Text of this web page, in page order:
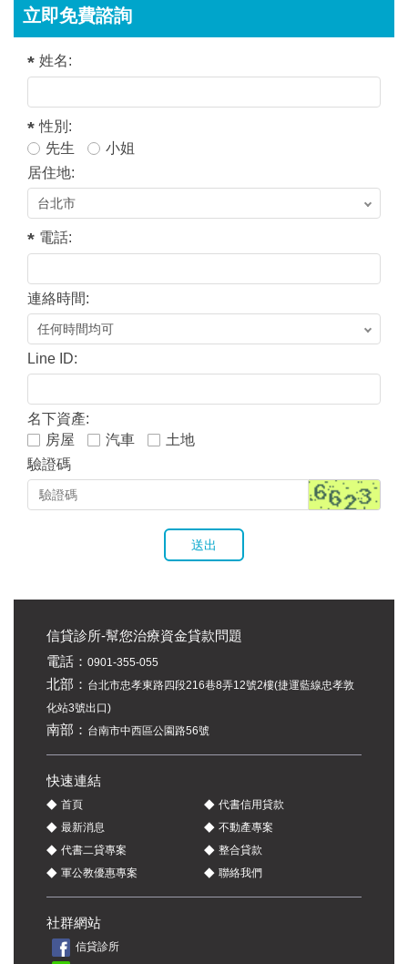
立即免費諮詢
姓名:
性別:
先生
小姐
居住地:
電話:
連絡時間:
Line ID:
名下資產:
房屋
汽車
土地
驗證碼
送出
信貸診所-幫您治療資金貸款問題
電話： 0901-355-055
北部： 台北市忠孝東路四段216巷8弄12號2樓(捷運藍線忠孝敦
化站3號出口)
南部： 台南市中西區公園路56號
快速連結
◆ 首頁
◆ 最新消息
◆ 代書二貸專案
◆ 軍公教優惠專案
◆ 代書信用貸款
◆ 不動產專案
◆ 整合貸款
◆ 聯絡我們
社群網站
信貸診所